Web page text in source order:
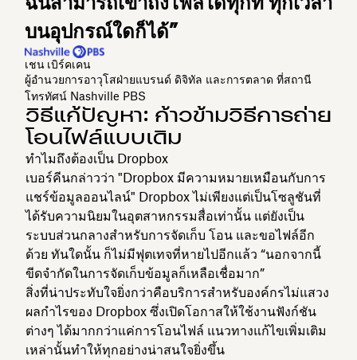
บนอุปกรณ์ใดก็ได้”
เชน เบิร์คเคน
ผู้อำนวยการอาวุโสฝ่ายแบรนด์ ดิจิทัล และการตลาด ที่สถานี
โทรทัศน์ Nashville PBS
วิธีแก้ปัญหา: ก้าวข้ามวิธีการถ่าย
โอนไฟล์แบบเดิม
ทำไมถึงต้องเป็น Dropbox
เบอร์คีนกล่าวว่า "Dropbox มีความหมายเหมือนกับการ
แชร์ข้อมูลออนไลน์" Dropbox ไม่เพียงแต่เป็นโซลูชันที่
ได้รับความนิยมในอุตสาหกรรมสื่อเท่านั้น แต่ยังเป็น
ระบบส่วนกลางสำหรับการจัดเก็บ โอน และขอไฟล์อีก
ด้วย ทันใดนั้น ก็ไม่มีฟุตเทจที่หายไปอีกแล้ว “นอกจากนี้
ขีดจำกัดในการจัดเก็บข้อมูลก็เหลือเชื่อมาก”
สิ่งที่น่าประทับใจยิ่งกว่าคือบริการสำหรับองค์กรไม่แสวง
ผลกำไรของ Dropbox ซึ่งเปิดโอกาสให้ใช้งานฟังก์ชัน
ต่างๆ ได้มากกว่าแค่การโอนไฟล์ แนวทางแก้ไขเพิ่มเติม
เหล่านั้นทำให้ทุกอย่างน่าสนใจยิ่งขึ้น